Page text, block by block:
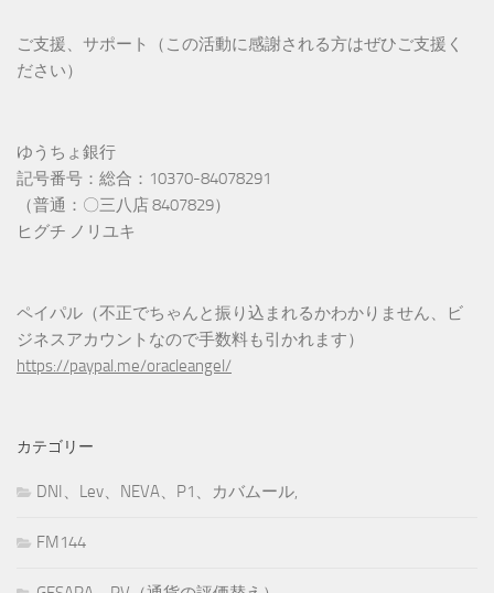
ご支援、サポート（この活動に感謝される方はぜひご支援く
ださい）
ゆうちょ銀行
記号番号：総合：10370-84078291
（普通：〇三八店 8407829）
ヒグチ ノリユキ
ペイパル（不正でちゃんと振り込まれるかわかりません、ビ
ジネスアカウントなので手数料も引かれます）
https://paypal.me/oracleangel/
カテゴリー
DNI、Lev、NEVA、P1、カバムール,
FM144